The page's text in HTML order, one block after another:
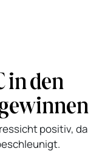
in den
positiv, da